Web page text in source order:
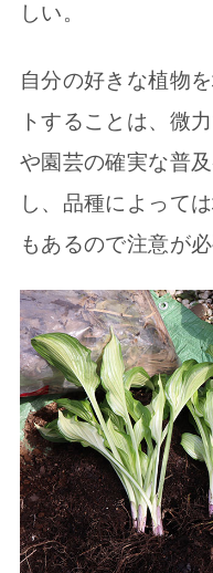
しい。
自分の好きな植物
トすることは、微
や園芸の確実な普
し、品種によって
もあるので注意が必